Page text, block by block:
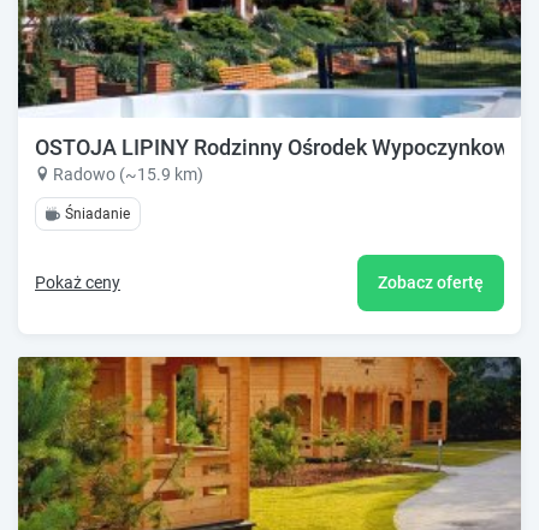
OSTOJA LIPINY Rodzinny Ośrodek Wypoczynkowy
Radowo (~15.9 km)
Śniadanie
Pokaż ceny Zobacz ofertę